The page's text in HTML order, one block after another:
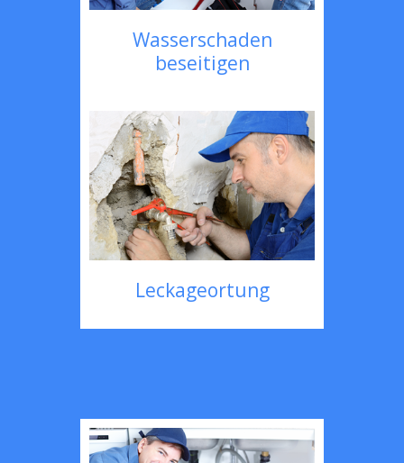
Wasserschaden
beseitigen
Leckageortung